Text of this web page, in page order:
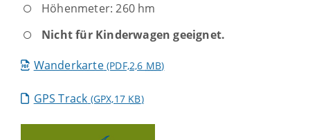
Höhenmeter: 260 hm
Nicht für Kinderwagen geeignet.
Wanderkarte(PDF,2,6 MB)
GPS Track (GPX,17 KB)